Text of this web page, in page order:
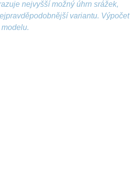
nejvyšší možný úhrn srážek,
variantu. Výpočet